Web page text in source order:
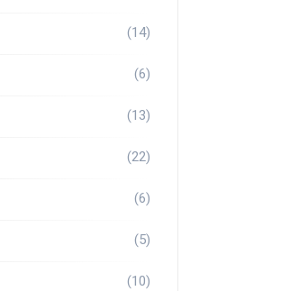
(14)
(6)
(13)
(22)
(6)
(5)
(10)